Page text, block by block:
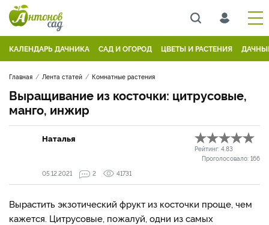
КАЛЕНДАРЬ ДАЧНИКА САД И ОГОРОД ЦВЕТЫ И РАСТЕНИЯ
Главная Лента статей Комнатные растения
Выращивание из косточки: цитрусовые,
манго, инжир
Наталья
Рейтинг: 4.83
Проголосовало: 166
05.12.2021
2 41731
Вырастить экзотический фрукт из косточки проще, чем
кажется. Цитрусовые, пожалуй, одни из самых